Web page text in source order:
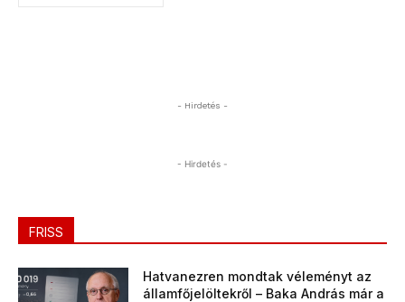
- Hirdetés -
- Hirdetés -
FRISS
Hatvanezren mondtak véleményt az
államfőjelöltekről – Baka András már a